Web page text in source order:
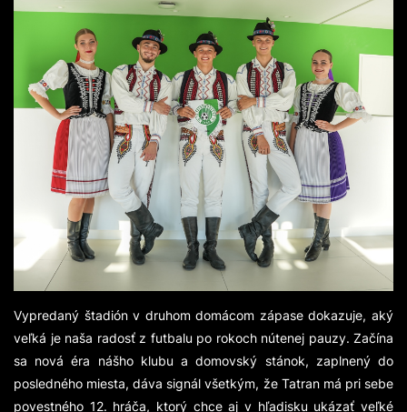
Vypredaný štadión v druhom domácom zápase dokazuje, aký
veľká je naša radosť z futbalu po rokoch nútenej pauzy. Začína
sa nová éra nášho klubu a domovský stánok, zaplnený do
posledného miesta, dáva signál všetkým, že Tatran má pri sebe
povestného 12. hráča, ktorý chce aj v hľadisku ukázať veľké